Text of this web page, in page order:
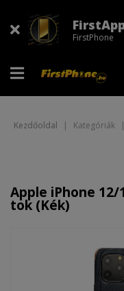
FirstPhone
Kezdőoldal | Kategóriák |
Apple iPhone
tok (Kék)